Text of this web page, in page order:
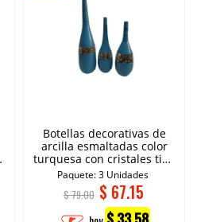
Botellas decorativas de
arcilla esmaltadas color
turquesa con cristales tipo
espejo.
Paquete: 3 Unidades
$ 79.00 $ 67.15